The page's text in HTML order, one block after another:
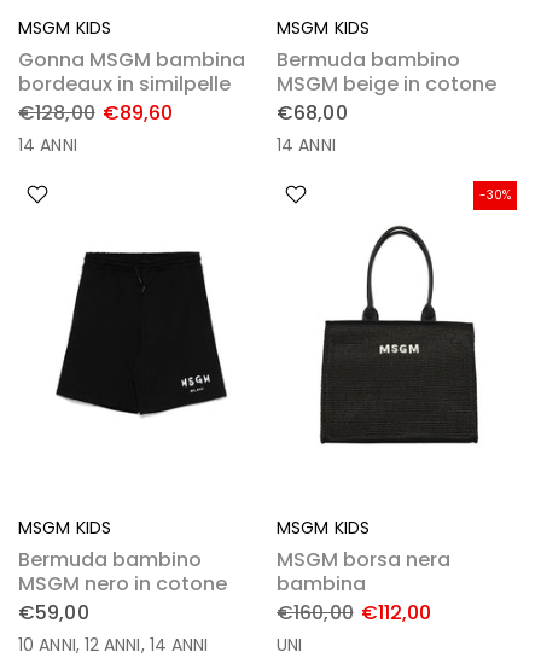
MSGM KIDS
Gonna MSGM bambina
bordeaux in similpelle
€128,00 €89,60
14 ANNI
MSGM KIDS
Bermuda bambino
MSGM beige in cotone
€68,00
14 ANNI
MSGM KIDS
Bermuda bambino
MSGM nero in cotone
€59,00
10 ANNI 12 ANNI 14 ANNI
-30%
MSGM KIDS
MSGM borsa nera
bambina
€160,00 €112,00
UNI